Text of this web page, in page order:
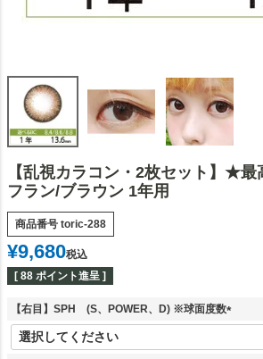
【乱視カラコン・2枚セット】★
フラン/ブラウン 1年用
商品番号 toric-288
¥9,680税込
[ 88 ポイント進呈 ]
【右目】SPH (S、POWER、D) ※球面度数
(